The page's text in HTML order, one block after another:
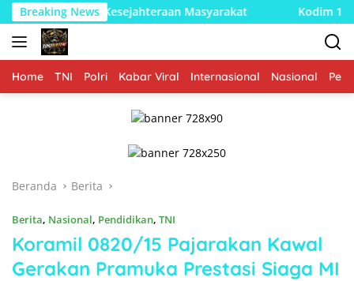
Langsung
ke
konten
Breaking News
Kesejahteraan Masyarakat Kodim 1002/HST
Home TNI Polri Kabar Viral Internasional Nasional
Beranda Berita
Berita, Nasional, Pendidikan, TNI
Koramil 0820/15 Pajarakan Kawal
Gerakan Pramuka Prestasi Siaga MI